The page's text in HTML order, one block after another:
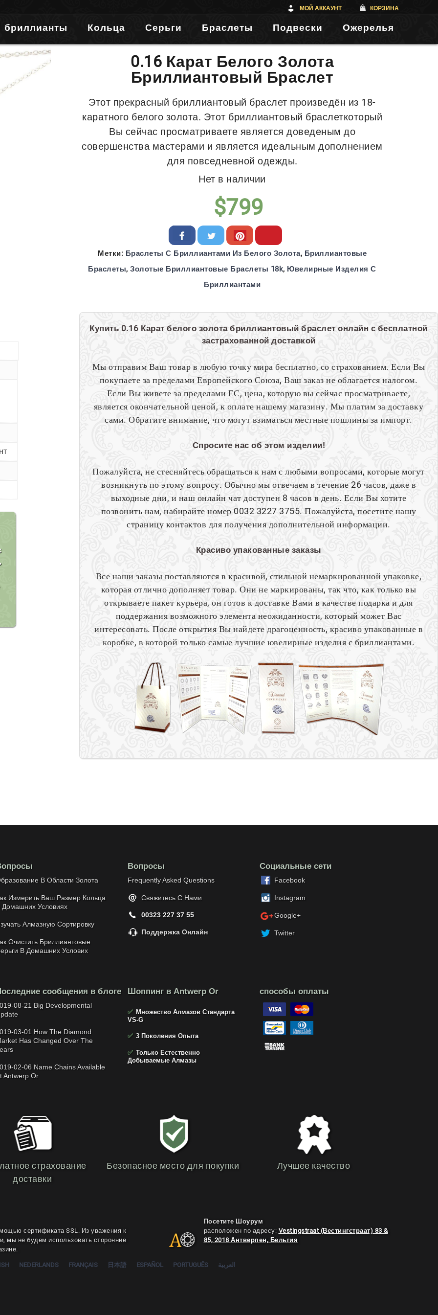
МОЙ АККАУНТ КОРЗИНА
бриллианты Кольца Серьги Браслеты Подвески Ожерелья
0.16 Карат Белого Золота
Бриллиантовый Браслет
Этот прекрасный бриллиантовый браслет произведён из 18-
каратного белого золота. Этот бриллиантовый браслеткоторый
Вы сейчас просматриваете является доведеным до
совершенства мастерами и является идеальным дополнением
для повседневной одежды.
$799
Нет в наличии
Метки: Браслеты С Бриллиантами Из Белого Золота, Бриллиантовые
Браслеты,Золотые Бриллиантовые Браслеты 18k, Ювелирные Изделия С
Бриллиантами
Купить 0.16 Карат белого золота бриллиантовый браслет онлайн с бесплатной
застрахованной доставкой
Мы отправим Ваш товар в любую точку мира бесплатно, со страхованием. Если Вы
покупаете за пределами Европейского Союза, Ваш заказ не облагается налогом.
Если Вы живете за пределами ЕС, цена, которую вы сейчас просматриваете,
является окончательной ценой, к оплате нашему магазину. Мы платим за доставку
сами. Обратите внимание, что могут взиматься местные пошлины за импорт.
Спросите нас об этом изделии!
Пожалуйста, не стесняйтесь обращаться к нам с любыми вопросами, которые могут
возникнуть по этому вопросу. Обычно мы отвечаем в течение 26 часов, даже в
выходные дни, и наш онлайн чат доступен 8 часов в день. Если Вы хотите
позвонить нам, набирайте номер 0032 3227 3755. Пожалуйста, посетите нашу
страницу контактов для получения дополнительной информации.
Красиво упакованные заказы
Все наши заказы поставляются в красивой, стильной немаркированной упаковке,
которая отлично дополняет товар. Они не маркированы, так что, как только вы
открываете пакет курьера, он готов к доставке Вами в качестве подарка и для
поддержания возможного элемента неожиданности, который может Вас
интересовать. После открытия Вы найдете драгоценность, красиво упакованные в
коробке, в которой только самые лучшие ювелирные изделия с бриллиантами.
В Области Золота
Измерить Ваш Размер Кольца
Домашних Условиях
Алмазную Сортировку
Очистить Бриллиантовые
В Домашних Услових
Вопросы
Frequently Asked Questions
Свяжитесь С Нами
00323 227 37 55
Поддержка Онлайн
Социальные сети
Facebook
Instagram
Google+
Twitter
сообщения в блоге
08-21 Big Developmental
03-01 How The Diamond
Has Changed Over The
02-06 Name Chains Available
Antwerp Or
Шоппинг в Antwerp Or
✅ Множество Алмазов Стандарта
VS-G
✅ 3 Поколения Опыта
✅ Только Естественно
Добываемые Алмазы
способы оплаты
страхование
доставки
Безопасное место для покупки Лучшее качество
Посетите Шоурум
расположен по адресу: Vestingstraat (Вестингстраат) 83 &
85, 2018 Антверпен, Бельгия
сертификата SSL. Из уважения к
мы не будем использовать сторонние
NEDERLANDS FRANÇAIS 日本語 ESPAÑOL PORTUGUÊS العربية